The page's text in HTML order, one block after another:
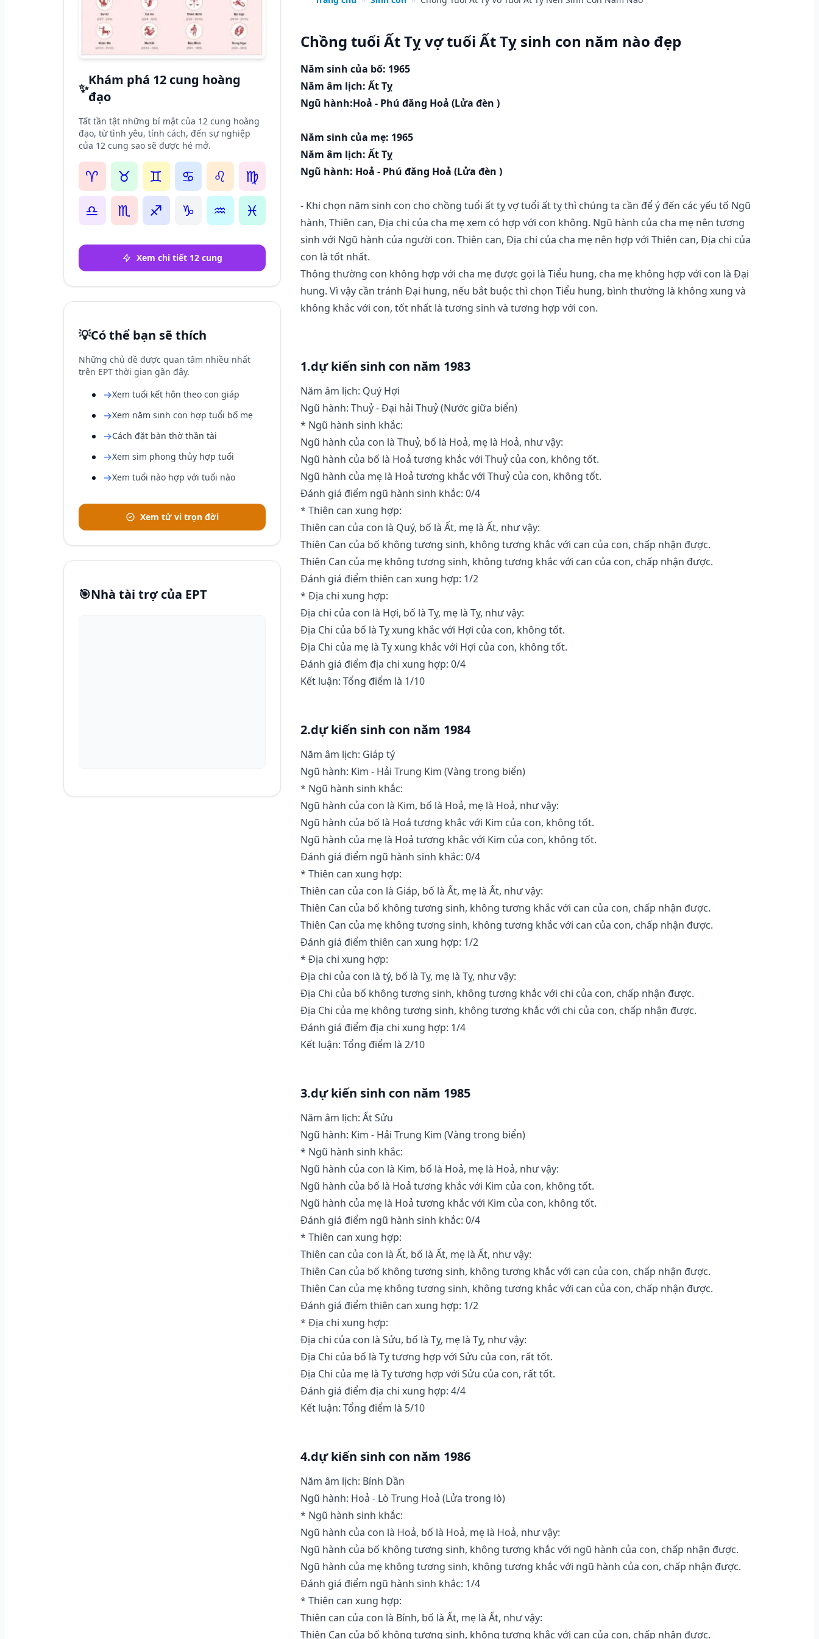
✨
Khám phá 12 cung hoàng
đạo
Tất tần tật những bí mật của 12 cung hoàng
đạo, từ tình yêu, tính cách, đến sự nghiệp
của 12 cung sao sẽ được hé mở.
♈ ♉ ♊ ♋ ♌
♍
♎
♏ ♐ ♑ ♒ ♓
Xem chi tiết 12 cung
💡Có thể bạn sẽ thích
Những chủ đề được quan tâm nhiều nhất
trên EPT thời gian gần đây.
→Xem tuổi kết hôn theo con giáp
→Xem năm sinh con hợp tuổi bố mẹ
→Cách đặt bàn thờ thần tài
→Xem sim phong thủy hợp tuổi
→Xem tuổi nào hợp với tuổi nào
Xem tử vi trọn đời
🎯Nhà tài trợ của EPT
Chồng tuổi Ất Tỵ vợ tuổi Ất Tỵ sinh con năm nào đẹp
Năm sinh của bố: 1965
Năm âm lịch: Ất Tỵ
Ngũ hành:Hoả - Phú đăng Hoả (Lửa đèn )
Năm sinh của mẹ: 1965
Năm âm lịch: Ất Tỵ
Ngũ hành: Hoả - Phú đăng Hoả (Lửa đèn )
- Khi chọn năm sinh con cho chồng tuổi ất tỵ vợ tuổi ất tỵ thì chúng ta cần để ý đến các yếu tố Ngũ
hành, Thiên can, Địa chi của cha mẹ xem có hợp với con không. Ngũ hành của cha mẹ nên tương
sinh với Ngũ hành của người con. Thiên can, Địa chi của cha mẹ nên hợp với Thiên can, Địa chi của
con là tốt nhất.
Thông thường con không hợp với cha mẹ được gọi là Tiểu hung, cha mẹ không hợp với con là Đại
hung. Vì vậy cần tránh Đại hung, nếu bắt buộc thì chọn Tiểu hung, bình thường là không xung và
không khắc với con, tốt nhất là tương sinh và tương hợp với con.
1.dự kiến sinh con năm 1983
Năm âm lịch: Quý Hợi
Ngũ hành: Thuỷ - Đại hải Thuỷ (Nước giữa biển)
* Ngũ hành sinh khắc:
Ngũ hành của con là Thuỷ, bố là Hoả, mẹ là Hoả, như vậy:
Ngũ hành của bố là Hoả tương khắc với Thuỷ của con, không tốt.
Ngũ hành của mẹ là Hoả tương khắc với Thuỷ của con, không tốt.
Đánh giá điểm ngũ hành sinh khắc: 0/4
* Thiên can xung hợp:
Thiên can của con là Quý, bố là Ất, mẹ là Ất, như vậy:
Thiên Can của bố không tương sinh, không tương khắc với can của con, chấp nhận được.
Thiên Can của mẹ không tương sinh, không tương khắc với can của con, chấp nhận được.
Đánh giá điểm thiên can xung hợp: 1/2
* Địa chi xung hợp:
Địa chi của con là Hợi, bố là Tỵ, mẹ là Tỵ, như vậy:
Địa Chi của bố là Tỵ xung khắc với Hợi của con, không tốt.
Địa Chi của mẹ là Tỵ xung khắc với Hợi của con, không tốt.
Đánh giá điểm địa chi xung hợp: 0/4
Kết luận: Tổng điểm là 1/10
2.dự kiến sinh con năm 1984
Năm âm lịch: Giáp tý
Ngũ hành: Kim - Hải Trung Kim (Vàng trong biển)
* Ngũ hành sinh khắc:
Ngũ hành của con là Kim, bố là Hoả, mẹ là Hoả, như vậy:
Ngũ hành của bố là Hoả tương khắc với Kim của con, không tốt.
Ngũ hành của mẹ là Hoả tương khắc với Kim của con, không tốt.
Đánh giá điểm ngũ hành sinh khắc: 0/4
* Thiên can xung hợp:
Thiên can của con là Giáp, bố là Ất, mẹ là Ất, như vậy:
Thiên Can của bố không tương sinh, không tương khắc với can của con, chấp nhận được.
Thiên Can của mẹ không tương sinh, không tương khắc với can của con, chấp nhận được.
Đánh giá điểm thiên can xung hợp: 1/2
* Địa chi xung hợp:
Địa chi của con là tý, bố là Tỵ, mẹ là Tỵ, như vậy:
Địa Chi của bố không tương sinh, không tương khắc với chi của con, chấp nhận được.
Địa Chi của mẹ không tương sinh, không tương khắc với chi của con, chấp nhận được.
Đánh giá điểm địa chi xung hợp: 1/4
Kết luận: Tổng điểm là 2/10
3.dự kiến sinh con năm 1985
Năm âm lịch: Ất Sửu
Ngũ hành: Kim - Hải Trung Kim (Vàng trong biển)
* Ngũ hành sinh khắc:
Ngũ hành của con là Kim, bố là Hoả, mẹ là Hoả, như vậy:
Ngũ hành của bố là Hoả tương khắc với Kim của con, không tốt.
Ngũ hành của mẹ là Hoả tương khắc với Kim của con, không tốt.
Đánh giá điểm ngũ hành sinh khắc: 0/4
* Thiên can xung hợp:
Thiên can của con là Ất, bố là Ất, mẹ là Ất, như vậy:
Thiên Can của bố không tương sinh, không tương khắc với can của con, chấp nhận được.
Thiên Can của mẹ không tương sinh, không tương khắc với can của con, chấp nhận được.
Đánh giá điểm thiên can xung hợp: 1/2
* Địa chi xung hợp:
Địa chi của con là Sửu, bố là Tỵ, mẹ là Tỵ, như vậy:
Địa Chi của bố là Tỵ tương hợp với Sửu của con, rất tốt.
Địa Chi của mẹ là Tỵ tương hợp với Sửu của con, rất tốt.
Đánh giá điểm địa chi xung hợp: 4/4
Kết luận: Tổng điểm là 5/10
4.dự kiến sinh con năm 1986
Năm âm lịch: Bính Dần
Ngũ hành: Hoả - Lò Trung Hoả (Lửa trong lò)
* Ngũ hành sinh khắc:
Ngũ hành của con là Hoả, bố là Hoả, mẹ là Hoả, như vậy:
Ngũ hành của bố không tương sinh, không tương khắc với ngũ hành của con, chấp nhận được.
Ngũ hành của mẹ không tương sinh, không tương khắc với ngũ hành của con, chấp nhận được.
Đánh giá điểm ngũ hành sinh khắc: 1/4
* Thiên can xung hợp:
Thiên can của con là Bính, bố là Ất, mẹ là Ất, như vậy:
Thiên Can của bố không tương sinh, không tương khắc với can của con, chấp nhận được.